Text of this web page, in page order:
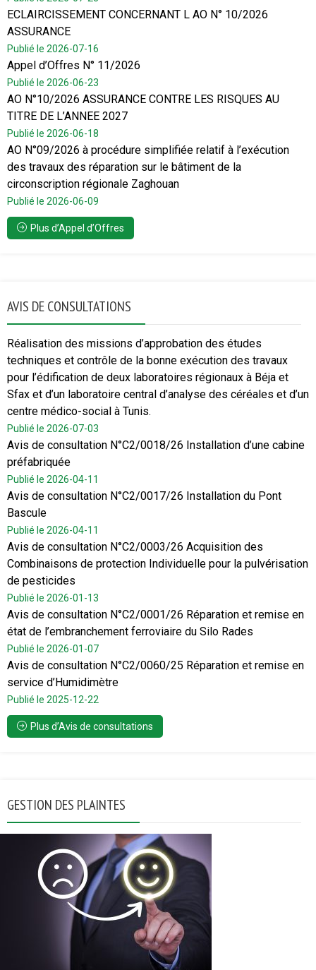
ECLAIRCISSEMENT CONCERNANT L AO N° 10/2026
ASSURANCE
Publié le 2026-07-16
Appel d’Offres N° 11/2026
Publié le 2026-06-23
AO N°10/2026 ASSURANCE CONTRE LES RISQUES AU
TITRE DE L’ANNEE 2027
Publié le 2026-06-18
AO N°09/2026 à procédure simplifiée relatif à l’exécution
des travaux des réparation sur le bâtiment de la
circonscription régionale Zaghouan
Publié le 2026-06-09
Plus d’Appel d’Offres
AVIS DE CONSULTATIONS
Réalisation des missions d’approbation des études
techniques et contrôle de la bonne exécution des travaux
pour l’édification de deux laboratoires régionaux à Béja et
Sfax et d’un laboratoire central d’analyse des céréales et d’un
centre médico-social à Tunis.
Publié le 2026-07-03
Avis de consultation N°C2/0018/26 Installation d’une cabine
préfabriquée
Publié le 2026-04-11
Avis de consultation N°C2/0017/26 Installation du Pont
Bascule
Publié le 2026-04-11
Avis de consultation N°C2/0003/26 Acquisition des
Combinaisons de protection Individuelle pour la pulvérisation
de pesticides
Publié le 2026-01-13
Avis de consultation N°C2/0001/26 Réparation et remise en
état de l’embranchement ferroviaire du Silo Rades
Publié le 2026-01-07
Avis de consultation N°C2/0060/25 Réparation et remise en
service d’Humidimètre
Publié le 2025-12-22
Plus d’Avis de consultations
GESTION DES PLAINTES